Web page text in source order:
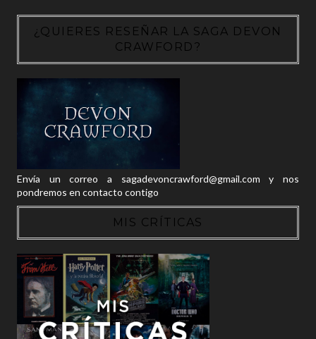
¿QUIERES RESEÑAR LA SAGA DEVON
CRAWFORD?
Envía un correo a sagadevoncrawford@gmail.com y nos
pondremos en contacto contigo
MIS CRÍTICAS